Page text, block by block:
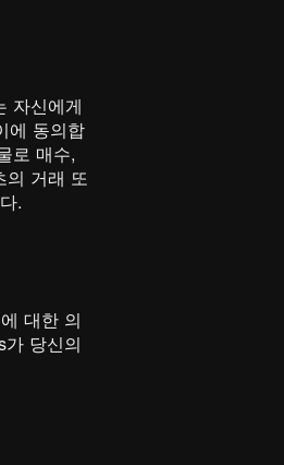
자신에게
에 동의합
로 매수,
의 거래 또
.
대한 의
당신의